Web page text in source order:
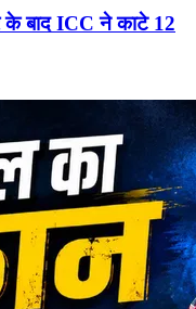
के बाद ICC ने काटे 12